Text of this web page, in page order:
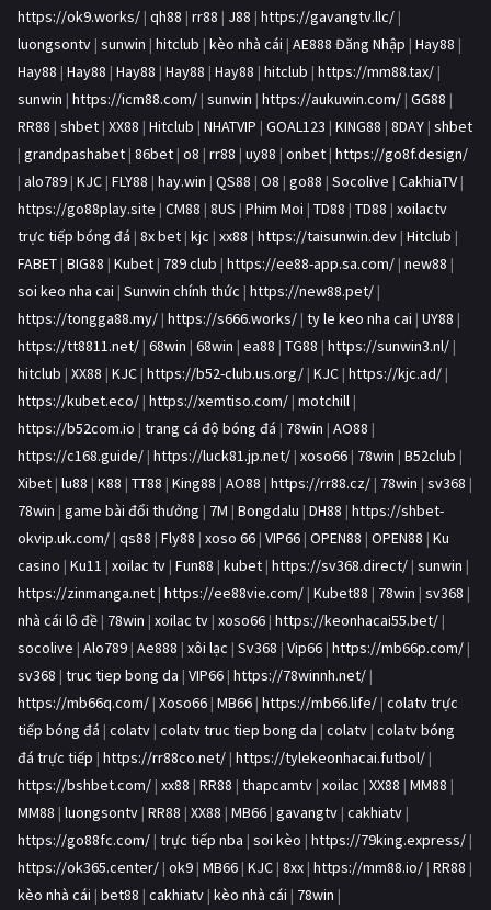
https://ok9.works/ | qh88 | rr88 | J88 | https://gavangtv.llc/ |
luongsontv | sunwin | hitclub | kèo nhà cái | AE888 Đăng Nhập | Hay88 |
Hay88 | Hay88 | Hay88 | Hay88 | Hay88 | hitclub | https://mm88.tax/ |
sunwin | https://icm88.com/ | sunwin | https://aukuwin.com/ | GG88 |
RR88 | shbet | XX88 | Hitclub | NHATVIP | GOAL123 | KING88 | 8DAY | shbet
| grandpashabet | 86bet | o8 | rr88 | uy88 | onbet | https://go8f.design/
| alo789 | KJC | FLY88 | hay.win | QS88 | O8 | go88 | Socolive | CakhiaTV |
https://go88play.site | CM88 | 8US | Phim Moi | TD88 | TD88 | xoilactv
trực tiếp bóng đá | 8x bet | kjc | xx88 | https://taisunwin.dev | Hitclub |
FABET | BIG88 | Kubet | 789 club | https://ee88-app.sa.com/ | new88 |
soi keo nha cai | Sunwin chính thức | https://new88.pet/ |
https://tongga88.my/ | https://s666.works/ | ty le keo nha cai | UY88 |
https://tt8811.net/ | 68win | 68win | ea88 | TG88 | https://sunwin3.nl/ |
hitclub | XX88 | KJC | https://b52-club.us.org/ | KJC | https://kjc.ad/ |
https://kubet.eco/ | https://xemtiso.com/ | motchill |
https://b52com.io | trang cá độ bóng đá | 78win | AO88 |
https://c168.guide/ | https://luck81.jp.net/ | xoso66 | 78win | B52club |
Xibet | lu88 | K88 | TT88 | King88 | AO88 | https://rr88.cz/ | 78win | sv368 |
78win | game bài đổi thưởng | 7M | Bongdalu | DH88 | https://shbet-
okvip.uk.com/ | qs88 | Fly88 | xoso 66 | VIP66 | OPEN88 | OPEN88 | Ku
casino | Ku11 | xoilac tv | Fun88 | kubet | https://sv368.direct/ | sunwin |
https://zinmanga.net | https://ee88vie.com/ | Kubet88 | 78win | sv368 |
nhà cái lô đề | 78win | xoilac tv | xoso66 | https://keonhacai55.bet/ |
socolive | Alo789 | Ae888 | xôi lạc | Sv368 | Vip66 | https://mb66p.com/ |
sv368 | truc tiep bong da | VIP66 | https://78winnh.net/ |
https://mb66q.com/ | Xoso66 | MB66 | https://mb66.life/ | colatv trực
tiếp bóng đá | colatv | colatv truc tiep bong da | colatv | colatv bóng
đá trực tiếp | https://rr88co.net/ | https://tylekeonhacai.futbol/ |
https://bshbet.com/ | xx88 | RR88 | thapcamtv | xoilac | XX88 | MM88 |
MM88 | luongsontv | RR88 | XX88 | MB66 | gavangtv | cakhiatv |
https://go88fc.com/ | trực tiếp nba | soi kèo | https://79king.express/ |
https://ok365.center/ | ok9 | MB66 | KJC | 8xx | https://mm88.io/ | RR88 |
kèo nhà cái | bet88 | cakhiatv | kèo nhà cái | 78win |